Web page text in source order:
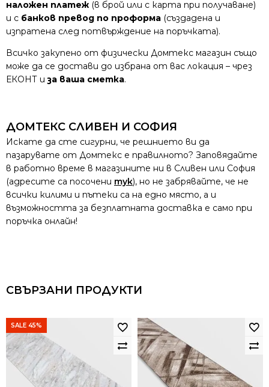
наложен платеж (в брой или с карта при получаване)
и с банков превод по проформа (създадена и
изпратена след потвърждение на поръчката).
Всичко закупено от физически Домтекс магазин също
може да се достави до избрана от вас локация – чрез
ЕКОНТ иза ваша сметка.
ДОМТЕКС СЛИВЕН И СОФИЯ
Искате да сте сигурни, че решнието ви да
пазарувате от Домтекс е правилното? Заповядайте
в работно време в магазините ни в Сливен или София
(адресите са посочени тук), но не забрявайте, че не
всички килими и пътеки са на едно място, а и
възможността за безплатната доставка е само при
поръчка онлайн!
СВЪРЗАНИ ПРОДУКТИ
SALE 45%